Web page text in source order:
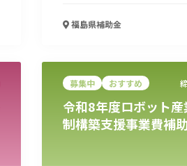
福島県補助金
募集中 おすすめ
令和8年度ロボット
制構築支援事業費補